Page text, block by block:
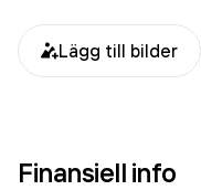
Lägg till bilder
Finansiell info